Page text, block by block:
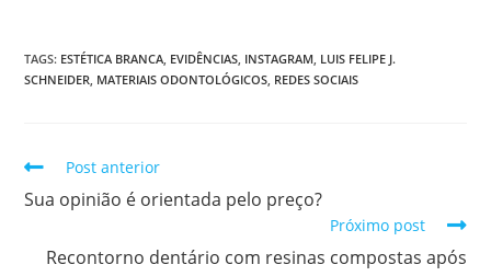
TAGS: ESTÉTICA BRANCA, EVIDÊNCIAS, INSTAGRAM, LUIS FELIPE J.
SCHNEIDER, MATERIAIS ODONTOLÓGICOS, REDES SOCIAIS
Post anterior
Sua opinião é orientada pelo preço?
Próximo post
Recontorno dentário com resinas compostas após